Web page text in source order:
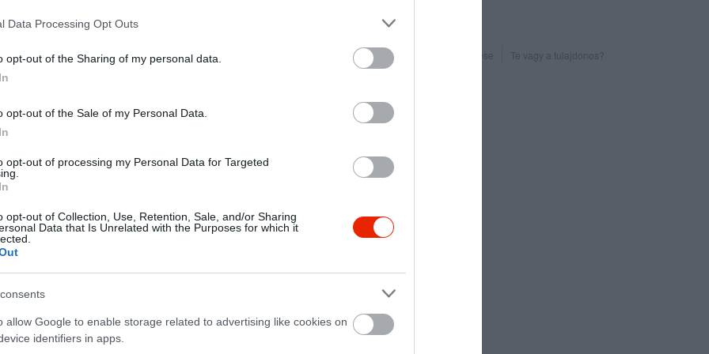
Data Processing Opt Outs
opt-out of the Sharing of my personal data.
opt-out of the Sale of my Personal Data.
opt-out of processing my Personal Data for Targeted
opt-out of Collection, Use, Retention, Sale, and/or Sharing
Data that Is Unrelated with the Purposes for which it
allow Google to enable storage related to advertising like cookies on
identifiers in apps.
Probléma jelentése Te vagy a tulajdonos?